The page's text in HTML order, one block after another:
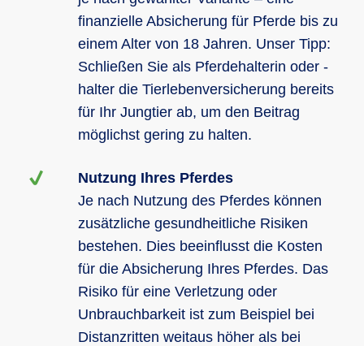
finanzielle Absicherung für Pferde bis zu
einem Alter von 18 Jahren. Unser Tipp:
Schließen Sie als Pferdehalterin oder -
halter die Tierlebenversicherung bereits
für Ihr Jungtier ab, um den Beitrag
möglichst gering zu halten.
Nutzung Ihres Pferdes
Je nach Nutzung des Pferdes können
zusätzliche gesundheitliche Risiken
bestehen. Dies beeinflusst die Kosten
für die Absicherung Ihres Pferdes. Das
Risiko für eine Verletzung oder
Unbrauchbarkeit ist zum Beispiel bei
Distanzritten weitaus höher als bei